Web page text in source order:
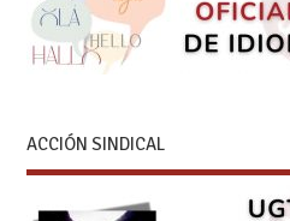
ACCIÓN SINDICAL